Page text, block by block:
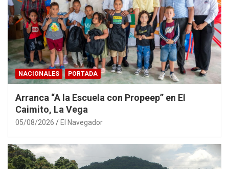
NACIONALES PORTADA
Arranca “A la Escuela con Propeep” en El
Caimito, La Vega
05/08/2026 El Navegador